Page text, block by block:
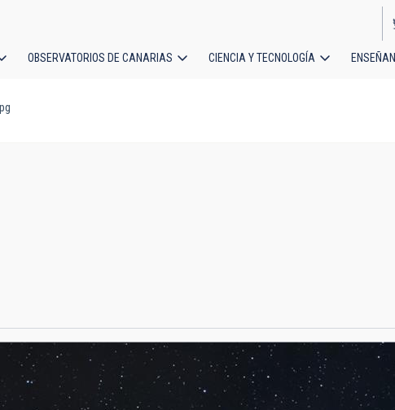
OBSERVATORIOS DE CANARIAS CIENCIA Y TECNOLOGÍA